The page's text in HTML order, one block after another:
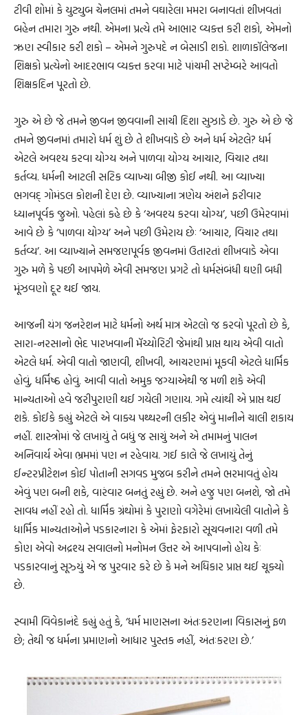
ટીવી શોમાં કે યુટ્યુબ ચેનલમાં તમને વઘારેલા મમરા બનાવતાં શીખવતાં
બહેન તમારા ગુરુ નથી. એમના પ્રત્યે તમે આભાર વ્યક્ત કરી શકો, એમનો
ઋણ સ્વીકાર કરી શકો – એમને ગુરુપદે ન બેસાડી શકો. શાળાકૉલેજના
શિક્ષકો પ્રત્યેનો આદરભાવ વ્યક્ત કરવા માટે પાંચમી સપ્ટેમ્બરે આવતો
શિક્ષકદિન પૂરતો છે.
ગુરુ એ છે જે તમને જીવન જીવવાની સાચી દિશા સુઝાડે છે. ગુરુ એ છે જે
તમને જીવનમાં તમારો ધર્મ શું છે તે શીખવાડે છે અને ધર્મ એટલે? ધર્મ
એટલે અવશ્ય કરવા યોગ્ય અને પાળવા યોગ્ય આચાર, વિચાર તથા
કર્તવ્ય. ધર્મની આટલી સટિક વ્યાખ્યા બીજી કોઈ નથી. આ વ્યાખ્યા
ભગવદ્ ગોમંડલ કોશની દેણ છે. વ્યાખ્યાના ત્રણેય અંશને ફરીવાર
ધ્યાનપૂર્વક જુઓ. પહેલાં કહે છે કે ‘અવશ્ય કરવા યોગ્ય’, પછી ઉમેરવામાં
આવે છે કે ‘પાળવા યોગ્ય’ અને પછી ઉમેરાય છેઃ ‘આચાર, વિચાર તથા
કર્તવ્ય’. આ વ્યાખ્યાને સમજણપૂર્વક જીવનમાં ઉતારતાં શીખવાડે એવા
ગુરુ મળે કે પછી આપમેળે એવી સમજણ પ્રગટે તો ધર્મસંબંધી ઘણી બધી
મૂંઝવણો દૂર થઈ જાય.
આજની યંગ જનરેશન માટે ધર્મનો અર્થ માત્ર એટલો જ કરવો પૂરતો છે કે,
સારા-નરસાનો ભેદ પારખવાની મૅચ્યોરિટી જેમાંથી પ્રાપ્ત થાય એવી વાતો
એટલે ધર્મ. એવી વાતો જાણવી, શીખવી, આચરણમાં મૂકવી એટલે ધાર્મિક
હોવું, ધર્મિષ્ઠ હોવું. આવી વાતો અમુક જગ્યાએથી જ મળી શકે એવી
માન્યતાઓ હવે જરીપુરાણી થઈ ગયેલી ગણાય. ગમે ત્યાંથી એ પ્રાપ્ત થઈ
શકે. કોઈકે કહ્યું એટલે એ વાક્ય પથ્થરની લકીર એવું માનીને ચાલી શકાય
નહીં. શાસ્ત્રોમાં જે લખાયું તે બધું જ સાચું અને એ તમામનું પાલન
અનિવાર્ય એવા ભ્રમમાં પણ ન રહેવાય. ગઈ કાલે જે લખાયું તેનું
ઈન્ટરપ્રીટેશન કોઈ પોતાની સગવડ મુજબ કરીને તમને ભરમાવતું હોય
એવું પણ બની શકે, વારંવાર બનતું રહ્યું છે. અને હજુ પણ બનશે, જો તમે
સાવધ નહીં રહો તો. ધાર્મિક ગ્રંથોમાં કે પુરાણો વગેરેમાં લખાયેલી વાતોને કે
ધાર્મિક માન્યતાઓને પડકારનારા કે એમાં ફેરફારો સૂચવનારા વળી તમે
કોણ એવો અદ્રશ્ય સવાલનો મનોમન ઉત્તર એ આપવાનો હોય કેઃ
પડકારવાનું સૂઝ્યું એ જ પુરવાર કરે છે કે મને અધિકાર પ્રાપ્ત થઈ ચૂક્યો
છે.
સ્વામી વિવેકાનંદે કહ્યું હતું કે, ‘ધર્મ માણસના અંતઃકરણના વિકાસનું ફળ
છે; તેથી જ ધર્મના પ્રમાણનો આધાર પુસ્તક નહીં, અંતઃકરણ છે.’